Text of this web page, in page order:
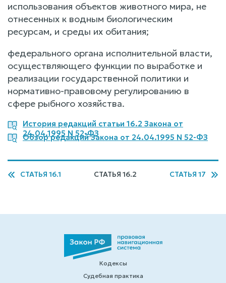
использования объектов животного мира, не
отнесенных к водным биологическим
ресурсам, и среды их обитания;
федерального органа исполнительной власти,
осуществляющего функции по выработке и
реализации государственной политики и
нормативно-правовому регулированию в
сфере рыбного хозяйства.
История редакций статьи 16.2 Закона от
24.04.1995 N 52-ФЗ
Обзор редакций Закона от 24.04.1995 N 52-ФЗ
СТАТЬЯ 16.1 СТАТЬЯ 16.2 СТАТЬЯ 17
Кодексы
Судебная практика